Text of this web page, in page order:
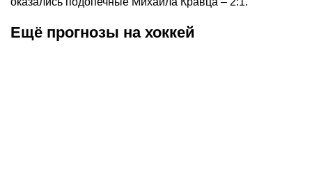
Ещё прогнозы на хоккей